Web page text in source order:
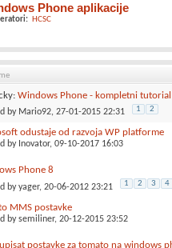
Phone aplikacije
HCSC
Windows Phone - kompletni
by Mario92, 27-01-2015 22:31 1 2
odustaje od razvoja WP platforme
by Inovator, 09-10-2017 16:03
Phone 8
byyager, 20-06-2012 23:21 1 2 3 4
MMS postavke
bysemiliner, 20-12-2015 23:52
postavke za tomato na windows